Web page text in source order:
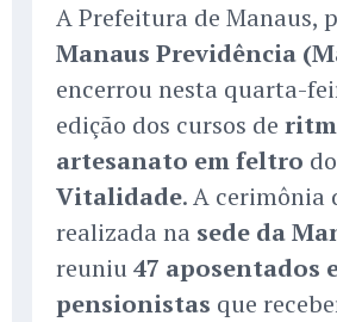
A Prefeitura de Manaus,
Manaus Previdência
encerrou nesta quarta-
edição dos cursos de
artesanato em feltro do
Vitalidade. A cerimônia
realizada na sede da
reuniu 47 aposentados
pensionistas que